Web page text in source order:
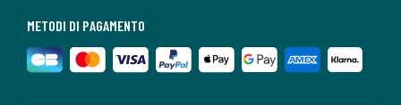
METODI DI PAGAMENTO